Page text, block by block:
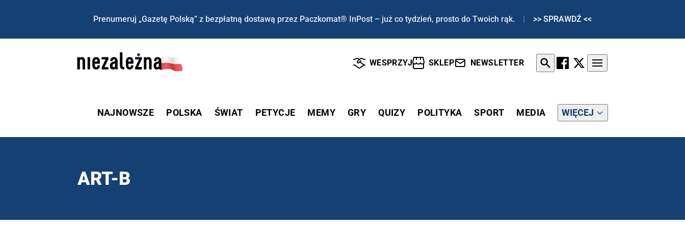
Prenumeruj „Gazetę Polską” z bezpłatną dostawą przez Paczkomat® InPost – już co tydzień, prosto do Twoich rąk. | >> SPRAWDŹ <<
WESPRZYJ SKLEP NEWSLETTER
NAJNOWSZE POLSKA ŚWIAT PETYCJE MEMY GRY QUIZY POLITYKA SPORT MEDIA WIĘCEJ
ART-B